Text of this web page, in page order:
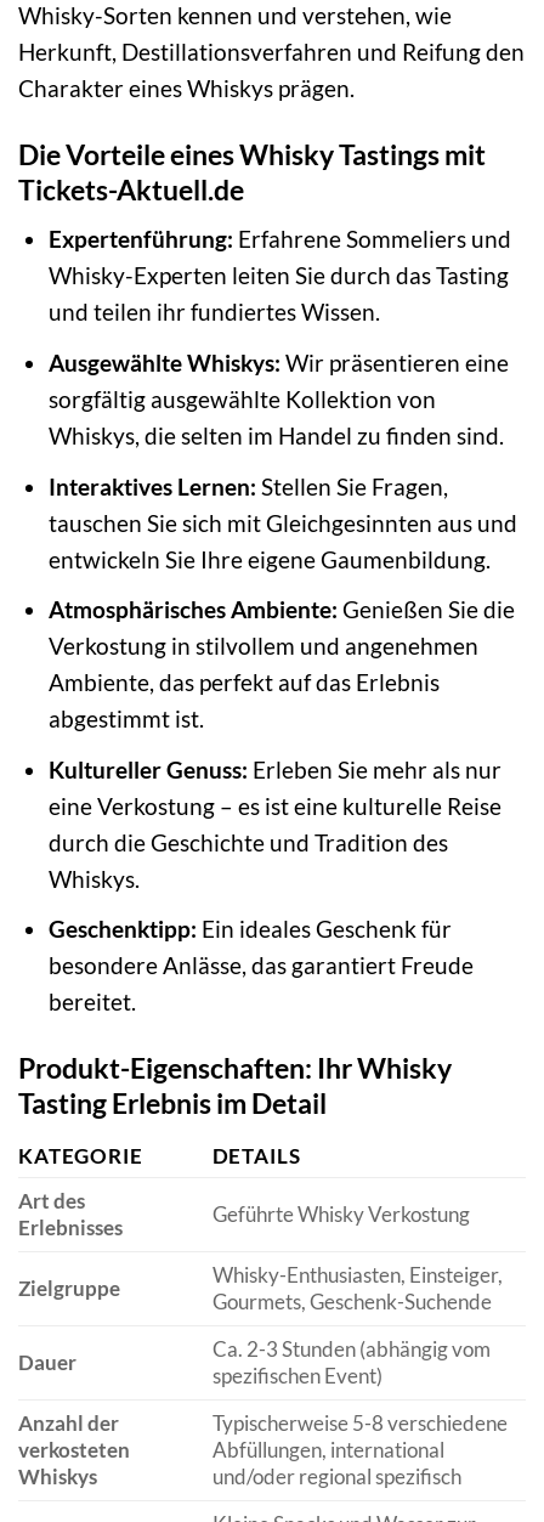
Whisky-Sorten kennen und verstehen, wie
Herkunft, Destillationsverfahren und Reifung den
Charakter eines Whiskys prägen.
Die Vorteile eines Whisky Tastings mit
Tickets-Aktuell.de
Expertenführung: Erfahrene Sommeliers und
Whisky-Experten leiten Sie durch das Tasting
und teilen ihr fundiertes Wissen.
Ausgewählte Whiskys: Wir präsentieren eine
sorgfältig ausgewählte Kollektion von
Whiskys, die selten im Handel zu finden sind.
Interaktives Lernen: Stellen Sie Fragen,
tauschen Sie sich mit Gleichgesinnten aus und
entwickeln Sie Ihre eigene Gaumenbildung.
Atmosphärisches Ambiente: Genießen Sie die
Verkostung in stilvollem und angenehmen
Ambiente, das perfekt auf das Erlebnis
abgestimmt ist.
Kultureller Genuss: Erleben Sie mehr als nur
eine Verkostung – es ist eine kulturelle Reise
durch die Geschichte und Tradition des
Whiskys.
Geschenktipp: Ein ideales Geschenk für
besondere Anlässe, das garantiert Freude
bereitet.
Produkt-Eigenschaften: Ihr Whisky
Tasting Erlebnis im Detail
KATEGORIE
DETAILS
Art des
Erlebnisses
Geführte Whisky Verkostung
Zielgruppe
Whisky-Enthusiasten, Einsteiger,
Gourmets, Geschenk-Suchende
Dauer
Ca. 2-3 Stunden (abhängig vom
spezifischen Event)
Anzahl der
verkosteten
Whiskys
Typischerweise 5-8 verschiedene
Abfüllungen, international
und/oder regional spezifisch